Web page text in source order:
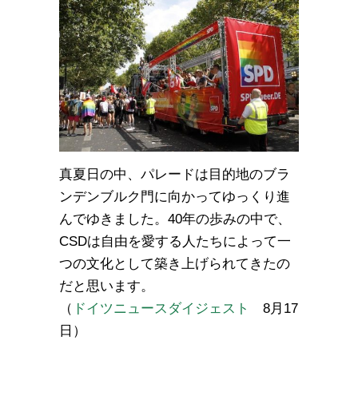
真夏日の中、パレードは目的地のブラ
ンデンブルク門に向かってゆっくり進
んでゆきました。40年の歩みの中で、
CSDは自由を愛する人たちによって一
つの文化として築き上げられてきたの
だと思います。
（ ドイツニュースダイジェスト
8月17
日）